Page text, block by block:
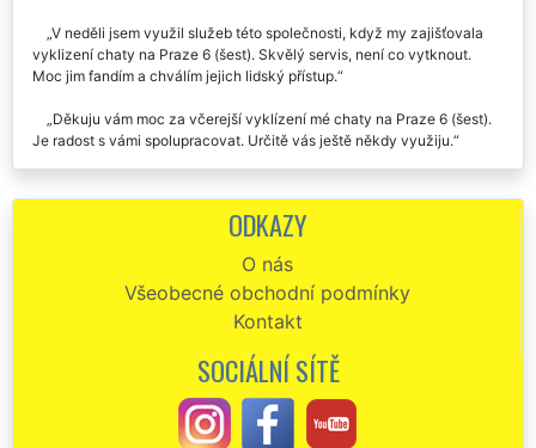
V neděli jsem využil služeb této společnosti, když my zajišťovala
vyklizení chaty na Praze 6 (šest). Skvělý servis, není co vytknout.
Moc jim fandím a chválím jejich lidský přístup.
Děkuju vám moc za včerejší vyklízení mé chaty na Praze 6 (šest).
Je radost s vámi spolupracovat. Určitě vás ještě někdy využiju.
Prahy 6 (šest). S jejich prací jsem byl absolutně spokojený. Přijeli
přesně na čas a vše co jsem potřeboval zlikvidovat a odvézt zajistili
uspokojivá. Skutečně profesionální práce. Jednoznačně doporučuji.
Zakoupil jsem si chatu poblíž Prahy 6 (šest), ale napřed jsem ji
potřeboval vyklidit. Nejprve jsem si tuto službu objednal od jakési
firmy nefirmy Hyper stěhování, což byl ale strašný omyl. Desítky sms a
domluva ani práce žádná. Okamžitě jsem se rozhodl, že si vyberu
jiného dodavatele vyklízecích služeb, a to jsem se už konečně trefil.
Společnost EXTRA SLUŽBY byla od prvního okamžiku perfektně
komunikativní a během pár minut byl domluvený termín i podmínky na
ODKAZY
O nás
Všeobecné obchodní podmínky
Kontakt
SOCIÁLNÍ SÍTĚ